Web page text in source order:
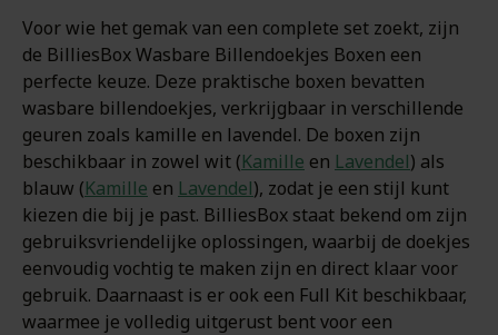
Voor wie het gemak van een complete set zoekt, zijn
de BilliesBox Wasbare Billendoekjes Boxen een
perfecte keuze. Deze praktische boxen bevatten
wasbare billendoekjes, verkrijgbaar in verschillende
geuren zoals kamille en lavendel. De boxen zijn
beschikbaar in zowel wit (Kamille en Lavendel) als
blauw (Kamille en Lavendel), zodat je een stijl kunt
kiezen die bij je past. BilliesBox staat bekend om zijn
gebruiksvriendelijke oplossingen, waarbij de doekjes
eenvoudig vochtig te maken zijn en direct klaar voor
gebruik. Daarnaast is er ook een Full Kit beschikbaar,
waarmee je volledig uitgerust bent voor een